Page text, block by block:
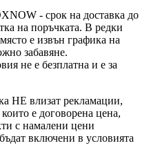
- срок на доставка до
на поръчката. В редки
е извън графика на
забавяне.
не е безплатна и е за
НЕ влизат рекламации,
е договорена цена,
с намалени цени
включени в условията